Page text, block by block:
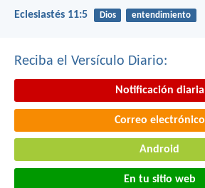
Eclesiastés 11:5 Dios entendimiento
Reciba el Versículo Diario:
Notificación diaria
Correo electrónico
Android
En tu sitio web